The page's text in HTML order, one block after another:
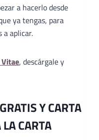
a hacerlo desde
ya tengas, para
a aplicar.
, descárgale y
Y CARTA
CARTA